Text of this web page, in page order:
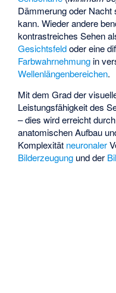
Dämmerung oder
kann. Wieder andere
kontrastreiches Sehen
Gesichtsfeldoder eine
Farbwahrnehmung in
Wellenlängenbereichen.
Mit dem Grad der
Leistungsfähigkeit des
– dies wird erreicht
anatomischen Aufbau
Komplexität neuronaler
Bilderzeugung und der